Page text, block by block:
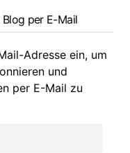
per E-Mail
Adresse ein, um
und
per E-Mail zu